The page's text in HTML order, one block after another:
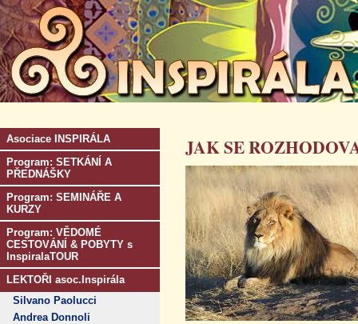
Asociace INSPIRÁLA
Program: SETKÁNÍ A
PŘEDNÁŠKY
Program: SEMINÁŘE A
KURZY
Program: VĚDOMÉ
CESTOVÁNÍ & POBYTY s
InspiralaTOUR
LEKTOŘI asoc.Inspirála
Silvano Paolucci
Andrea Donnoli
JAK SE